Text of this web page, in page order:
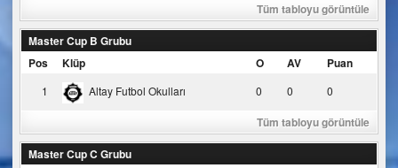
Tüm tabloyu görüntüle
Master Cup B Grubu
Pos
Klüp O AV Puan
1 Altay Futbol Okulları 0 0 0
Tüm tabloyu görüntüle
Master Cup C Grubu